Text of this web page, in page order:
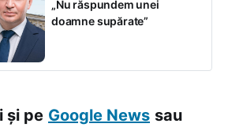
„Nu răspundem unei
doamne supărate”
și pe Google News sau